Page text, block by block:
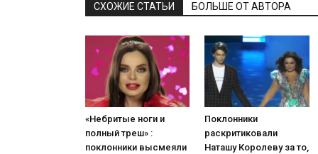
СХОЖИЕ СТАТЬИ БОЛЬШЕ ОТ АВТОРА
«Небритые ноги и
полный треш» :
поклонники высмеяли
Поклонники
раскритиковали
Наташу Королеву за то,